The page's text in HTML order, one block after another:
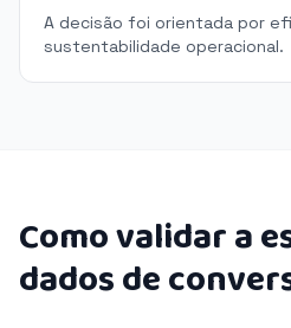
A decisão foi orientada por
sustentabilidade operacional.
Como validar a
dados de